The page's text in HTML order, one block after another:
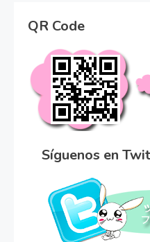
QR Code
Síguenos en